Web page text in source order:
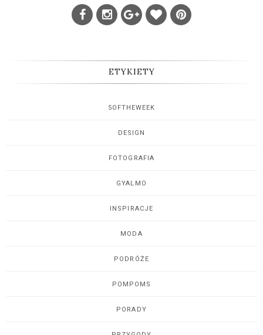
ETYKIETY
5OFTHEWEEK
DESIGN
FOTOGRAFIA
GYALMO
INSPIRACJE
MODA
PODRÓŻE
POMPOMS
PORADY